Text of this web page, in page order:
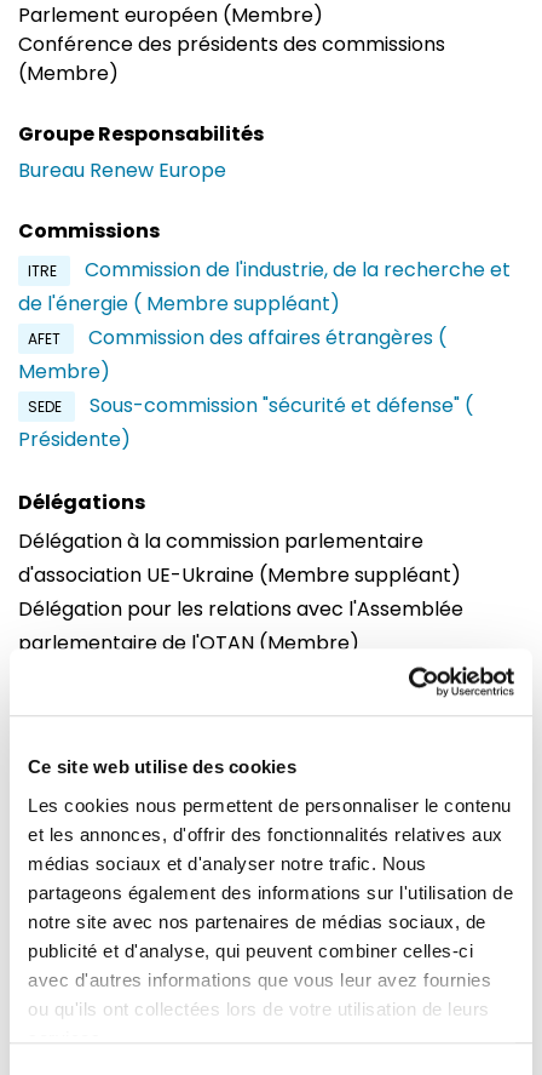
Ce site web utilise des cookies
Les cookies nous permettent de personnaliser le contenu
et les annonces, d'offrir des fonctionnalités relatives aux
médias sociaux et d'analyser notre trafic. Nous
partageons également des informations sur l'utilisation de
notre site avec nos partenaires de médias sociaux, de
publicité et d'analyse, qui peuvent combiner celles-ci
avec d'autres informations que vous leur avez fournies
ou qu'ils ont collectées lors de votre utilisation de leurs
Parlement européen (Membre)
Conférence des présidents des commissions
(Membre)
Groupe Responsabilités
Bureau Renew Europe
Commissions
ITRE
Commission de l'industrie, de la recherche et
de l'énergie ( Membre suppléant)
AFET
Commission des affaires étrangères (
Membre)
SEDE
Sous-commission "sécurité et défense" (
Présidente)
Délégations
Délégation à la commission parlementaire
d'association UE-Ukraine (Membre suppléant)
Délégation pour les relations avec l'Assemblée
parlementaire de l'OTAN (Membre)
Délégation à la commission parlementaire mixte UE-
Chili (Membre)
Bureaux
Bruxelles
Parlement européen
Building : Altiero Spinelli
Bureau : 09G302
60, rue Wiertz /
Wiertzstraat 60
B-1047
Bruxelles
Strasbourg
Parlement européen
Building : Winston Churchill
Bureau : M02091
Avenue du Pdt Robert
Schuman
F 67070 cedex
Strasbourg